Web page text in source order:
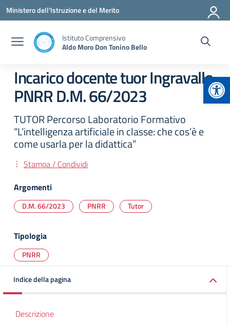
Vai ai contenuti
Vai al menu di navigazione
Vai al footer
Ministero dell'Istruzione e del Merito
Istituto Comprensivo
Aldo Moro Don Tonino Bello
Incarico docente tuor Ingravallo
PNRR D.M. 66/2023
TUTOR Percorso Laboratorio Formativo
“L’intelligenza artificiale in classe: che cos’è e
come usarla per la didattica”
Stampa / Condividi
Argomenti
D.M. 66/2023 PNRR Tutor
Tipologia
PNRR
Indice della pagina
Descrizione